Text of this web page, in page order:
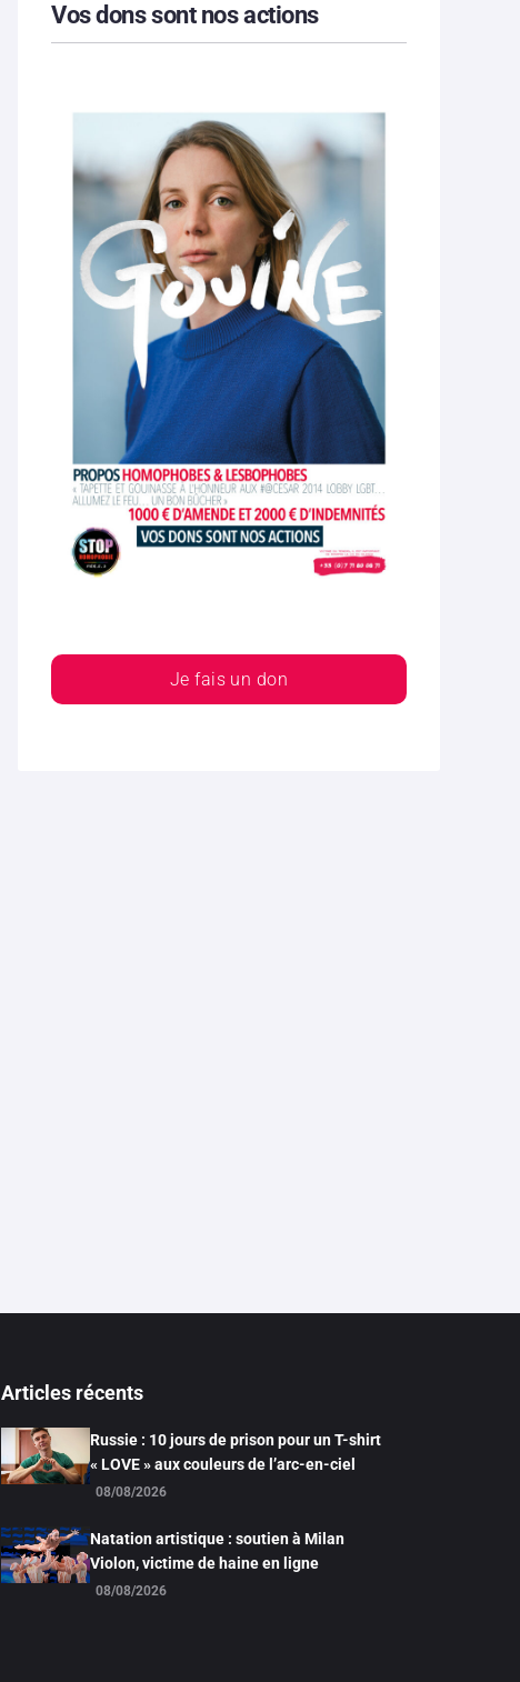
Vos dons sont nos actions
Je fais un don
Articles récents
Russie : 10 jours de prison pour un T-shirt
« LOVE » aux couleurs de l’arc-en-ciel
08/08/2026
Natation artistique : soutien à Milan
Violon, victime de haine en ligne
08/08/2026